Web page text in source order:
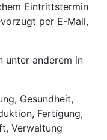
Eintrittstermin
per E-Mail,
unter anderem in
Gesundheit,
Fertigung,
Verwaltung